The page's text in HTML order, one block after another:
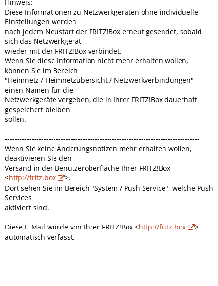
Hinweis:
Diese Informationen zu Netzwerkgeräten ohne individuelle
Einstellungen werden
nach jedem Neustart der FRITZ!Box erneut gesendet, sobald
sich das Netzwerkgerät
wieder mit der FRITZ!Box verbindet.
Wenn Sie diese Information nicht mehr erhalten wollen,
können Sie im Bereich
"Heimnetz / Heimnetzübersicht / Netzwerkverbindungen"
einen Namen für die
Netzwerkgeräte vergeben, die in Ihrer FRITZ!Box dauerhaft
gespeichert bleiben
sollen.
--------------------------------------------------------------------------------
Wenn Sie keine Änderungsnotizen mehr erhalten wollen,
deaktivieren Sie den
Versand in der Benutzeroberfläche Ihrer FRITZ!Box
<http://fritz.box
>.
Dort sehen Sie im Bereich "System / Push Service", welche Push
Services
aktiviert sind.
Diese E-Mail wurde von Ihrer FRITZ!Box <http://fritz.box
>
automatisch verfasst.